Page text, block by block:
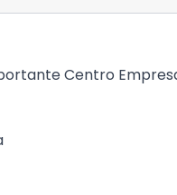
Centro